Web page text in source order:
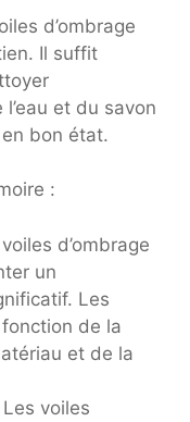
d’ombrage
Il suffit
et du savon
bon état.
:
d’ombrage
un
Les
de la
et de la
Les voiles